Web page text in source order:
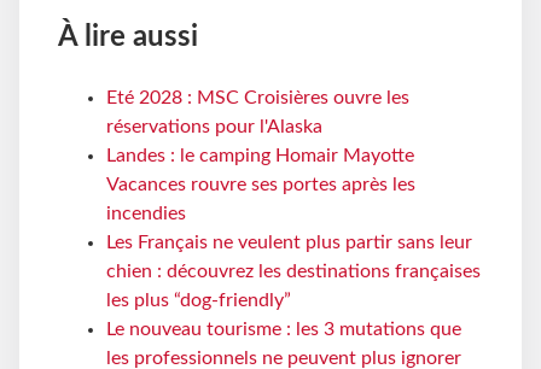
À lire aussi
Eté 2028 : MSC Croisières ouvre les
réservations pour l'Alaska
Landes : le camping Homair Mayotte
Vacances rouvre ses portes après les
incendies
Les Français ne veulent plus partir sans leur
chien : découvrez les destinations françaises
les plus “dog-friendly”
Le nouveau tourisme : les 3 mutations que
les professionnels ne peuvent plus ignorer